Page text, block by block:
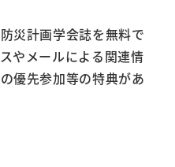
災計画学会誌を無料で
やメールによる関連情
優先参加等の特典があ